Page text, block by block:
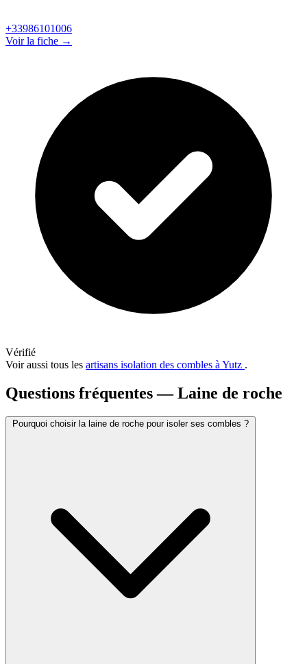
+33986101006
Voir la fiche →
Vérifié
Voir aussi tous les artisans isolation des combles à Yutz .
Questions fréquentes — Laine de roche
Pourquoi choisir la laine de roche pour isoler ses combles ?